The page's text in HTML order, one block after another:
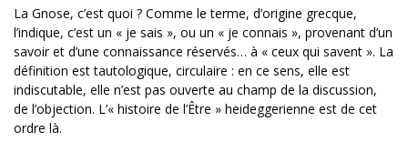
La Gnose, c’est quoi ? Comme le terme, d’origine grecque,
l’indique, c’est un « je sais », ou un « je connais », provenant d’un
savoir et d’une connaissance réservés… à « ceux qui savent ». La
définition est tautologique, circulaire : en ce sens, elle est
indiscutable, elle n’est pas ouverte au champ de la discussion,
de l’objection. L’« histoire de l’Être » heideggerienne est de cet
ordre là.